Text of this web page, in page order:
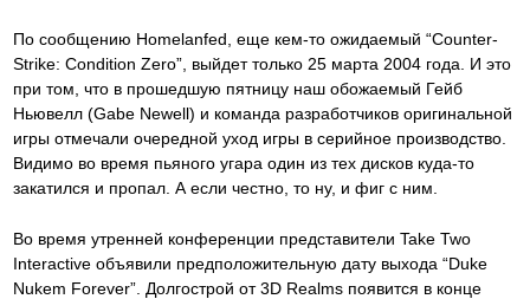
По сообщению Homelanfed, еще кем-то ожидаемый “Counter-
Strike: Condition Zero”, выйдет только 25 марта 2004 года. И это
при том, что в прошедшую пятницу наш обожаемый Гейб
Ньювелл (Gabe Newell) и команда разработчиков оригинальной
игры отмечали очередной уход игры в серийное производство.
Видимо во время пьяного угара один из тех дисков куда-то
закатился и пропал. А если честно, то ну, и фиг с ним.
Во время утренней конференции представители Take Two
Interactive объявили предположительную дату выхода “Duke
Nukem Forever”. Долгострой от 3D Realms появится в конце